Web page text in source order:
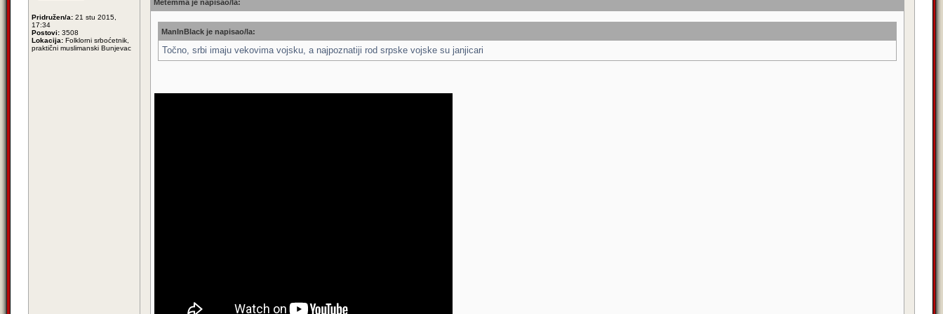
Pridružen/a: 21 stu 2015,
17:34
Postovi: 3508
Lokacija: Folklorni srboćetnik,
praktični muslimanski Bunjevac
Metemma je napisao/la:
ManInBlack je napisao/la:
Točno, srbi imaju vekovima vojsku, a najpoznatiji rod srpske vojske su janjicari